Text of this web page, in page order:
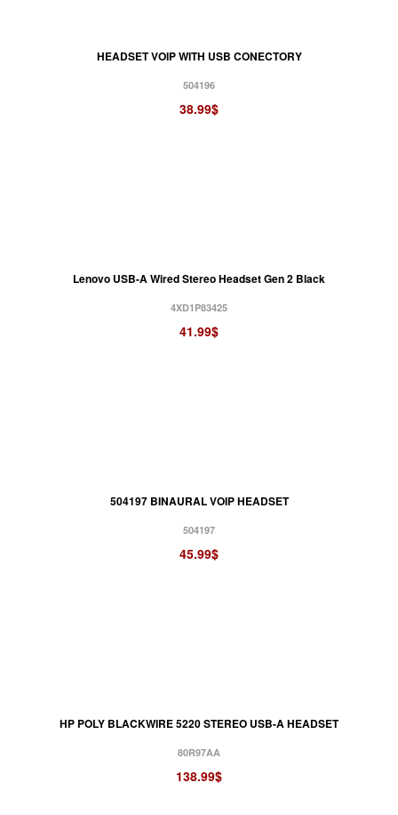
HEADSET VOIP WITH USB CONECTORY
504196
38.99$
Lenovo USB-A Wired Stereo Headset Gen 2 Black
4XD1P83425
41.99$
504197 BINAURAL VOIP HEADSET
504197
45.99$
HP POLY BLACKWIRE 5220 STEREO USB-A HEADSET
80R97AA
138.99$